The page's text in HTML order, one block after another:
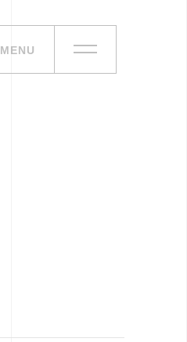
MENU